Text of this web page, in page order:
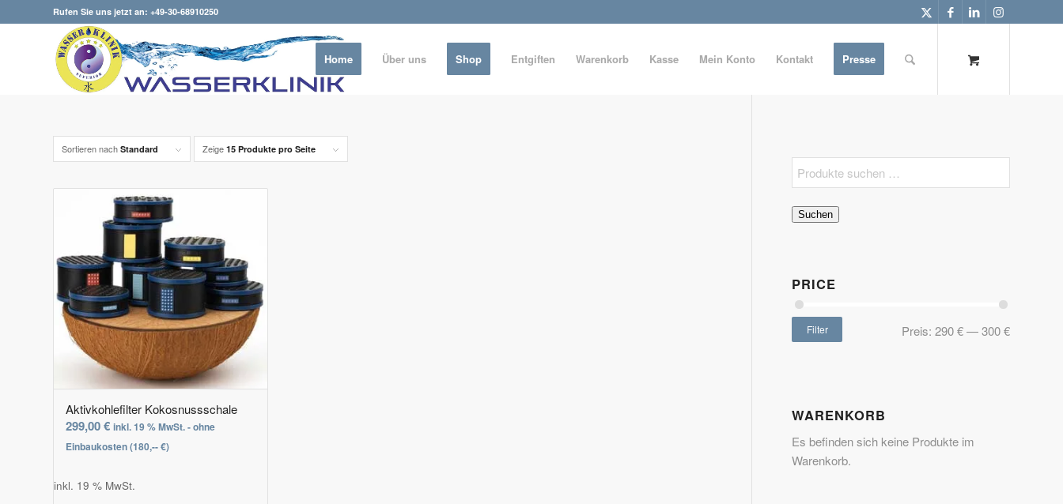
Rufen Sie uns jetzt an: +49-30-68910250
Home Über uns Shop Entgiften Warenkorb Kasse Mein Konto Kontakt Presse
Sortieren nach Standard Zeige 15 Produkte pro Seite
Aktivkohlefilter Kokosnussschale
299,00€ inkl. 19 % MwSt. - ohne
Einbaukosten (180,-- €)
inkl. 19 % MwSt.
Suchen
PRICE
Filter Preis: 290 €—300 €
WARENKORB
Es befinden sich keine Produkte im
Warenkorb.